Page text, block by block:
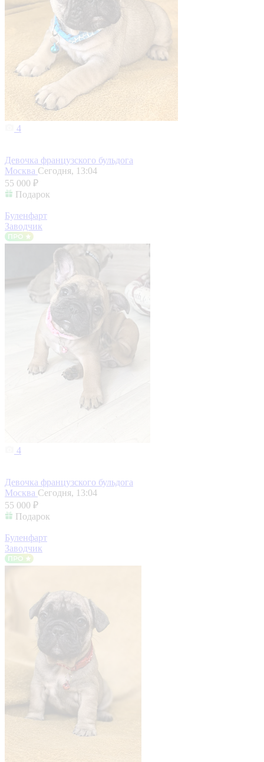
4
Девочка французского бульдога
Москва Сегодня, 13:04
55 000 ₽
Подарок
Буленфарт
Заводчик
4
Девочка французского бульдога
Москва Сегодня, 13:04
55 000 ₽
Подарок
Буленфарт
Заводчик